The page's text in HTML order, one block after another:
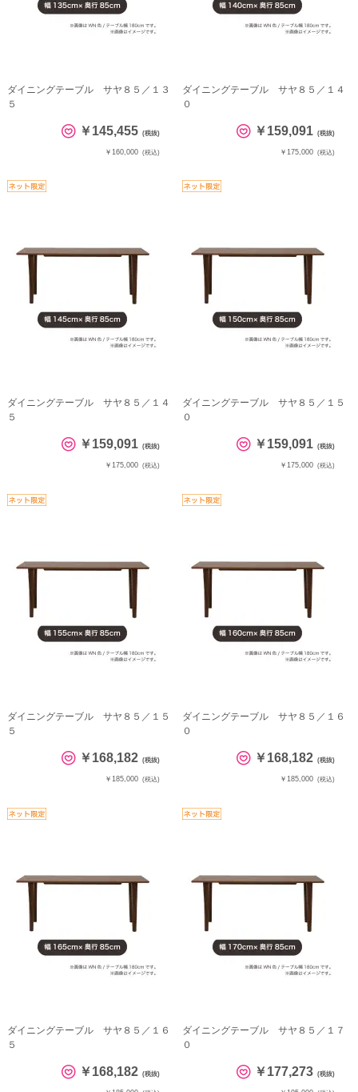
ダイニングテーブル サヤ８５／１３
５
￥145,455 (税抜)
￥160,000 (税込)
ダイニングテーブル サヤ８５／１４
０
￥159,091 (税抜)
￥175,000 (税込)
ダイニングテーブル サヤ８５／１４
５
￥159,091 (税抜)
￥175,000 (税込)
ダイニングテーブル サヤ８５／１５
０
￥159,091 (税抜)
￥175,000 (税込)
ダイニングテーブル サヤ８５／１５
５
￥168,182 (税抜)
￥185,000 (税込)
ダイニングテーブル サヤ８５／１６
０
￥168,182 (税抜)
￥185,000 (税込)
ダイニングテーブル サヤ８５／１６
５
￥168,182 (税抜)
ダイニングテーブル サヤ８５／１７
０
￥177,273 (税抜)